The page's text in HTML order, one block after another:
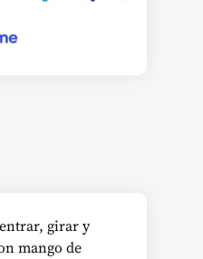
girar y
mango de